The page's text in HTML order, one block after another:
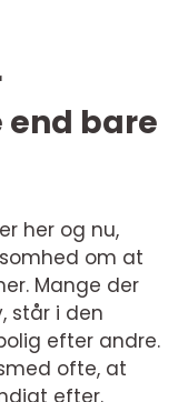
bare
her og nu,
om at
Mange der
står i den
efter andre.
ofte, at
efter.